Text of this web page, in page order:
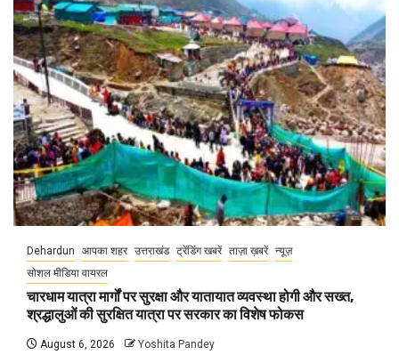
Dehardun आपका शहर उत्तराखंड ट्रेंडिंग खबरें ताज़ा ख़बरें न्यूज़
सोशल मीडिया वायरल
चारधाम यात्रा मार्गों पर सुरक्षा और यातायात व्यवस्था होगी और सख्त,
श्रद्धालुओं की सुरक्षित यात्रा पर सरकार का विशेष फोकस
August 6, 2026 Yoshita Pandey